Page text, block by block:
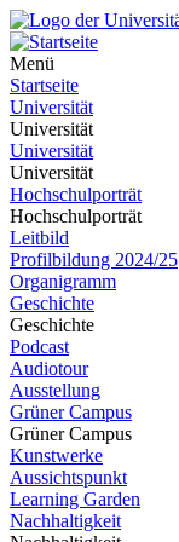
Menü
Startseite
Universität
Universität
Universität
Universität
Hochschulporträt
Hochschulporträt
Leitbild
Profilbildung 2024/25
Organigramm
Geschichte
Geschichte
Podcast
Audiotour
Ausstellung
Grüner Campus
Grüner Campus
Kunstwerke
Aussichtspunkt
Learning Garden
Nachhaltigkeit